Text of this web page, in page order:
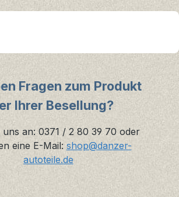
Fragen zum Produkt
Ihrer Besellung?
uns an: 0371 / 2 80 39 70 oder
eine E-Mail: shop@danzer-
autoteile.de